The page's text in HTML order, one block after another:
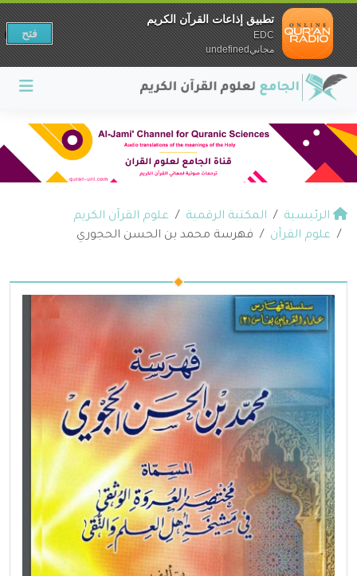
الرئيسية المكتبة الرقمية
علوم القرآن الكريم
علوم القرآن
فهرسة محمد بن الحسن الحجوري
تطبيق إذاعات القرآن الكريم
EDC
مجانيundefined
فتح